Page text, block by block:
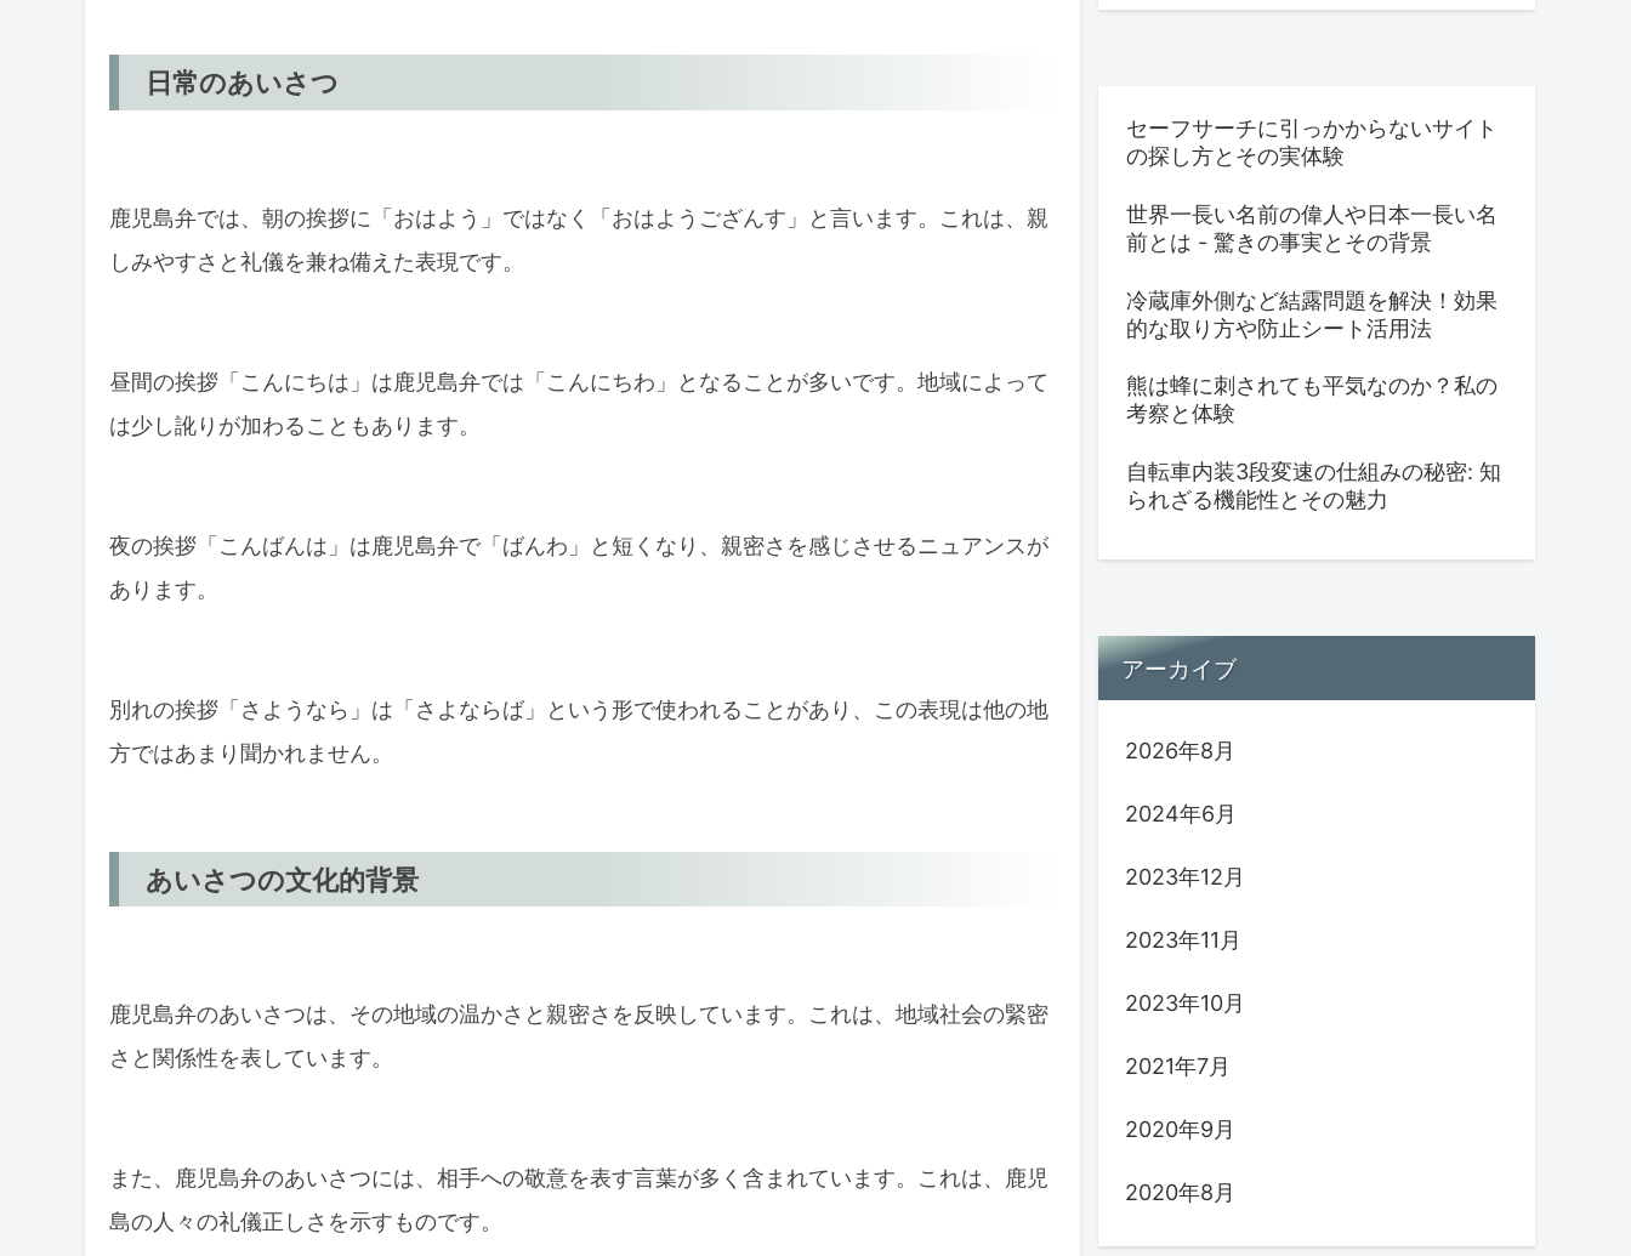
会話の中での鹿児島弁
日常での練習法
方言としての重要性
まとめ
日常のあいさつ
鹿児島弁では、朝の挨拶に「おはよう」ではなく「おはようござんす」と言います。これは、親
しみやすさと礼儀を兼ね備えた表現です。
昼間の挨拶「こんにちは」は鹿児島弁では「こんにちわ」となることが多いです。地域によって
は少し訛りが加わることもあります。
夜の挨拶「こんばんは」は鹿児島弁で「ばんわ」と短くなり、親密さを感じさせるニュアンスが
あります。
別れの挨拶「さようなら」は「さよならば」という形で使われることがあり、この表現は他の地
方ではあまり聞かれません。
あいさつの文化的背景
鹿児島弁のあいさつは、その地域の温かさと親密さを反映しています。これは、地域社会の緊密
さと関係性を表しています。
また、鹿児島弁のあいさつには、相手への敬意を表す言葉が多く含まれています。これは、鹿児
島の人々の礼儀正しさを示すものです。
セーフサーチに引っかからないサイト
の探し方とその実体験
世界一長い名前の偉人や日本一長い名
前とは - 驚きの事実とその背景
冷蔵庫外側など結露問題を解決！効果
的な取り方や防止シート活用法
熊は蜂に刺されても平気なのか？私の
考察と体験
自転車内装3段変速の仕組みの秘密: 知
られざる機能性とその魅力
アーカイブ
2026年8月
2024年6月
2023年12月
2023年11月
2023年10月
2021年7月
2020年9月
2020年8月